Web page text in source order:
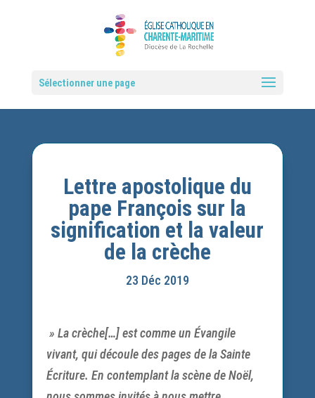
Sélectionner une page
Lettre apostolique du
pape François sur la
signification et la valeur
de la crèche
23 Déc 2019
» La crèche[…] est comme un Évangile
vivant, qui découle des pages de la Sainte
Écriture. En contemplant la scène de Noël,